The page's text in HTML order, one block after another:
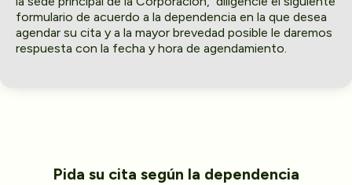
formulario de acuerdo a la dependencia en la que desea
agendar su cita y a la mayor brevedad posible le daremos
respuesta con la fecha y hora de agendamiento.
Pida su cita según la dependencia